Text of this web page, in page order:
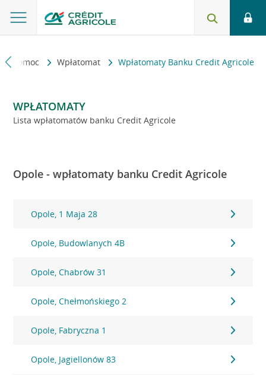
i pomoc Wpłatomat Wpłatomaty Banku Credit Agricole
WPŁATOMATY
Lista wpłatomatów banku Credit Agricole
Opole - wpłatomaty banku Credit Agricole
Opole, 1 Maja 28
Opole, Budowlanych 4B
Opole, Chabrów 31
Opole, Chełmońskiego 2
Opole, Fabryczna 1
Opole, Jagiellonów 83